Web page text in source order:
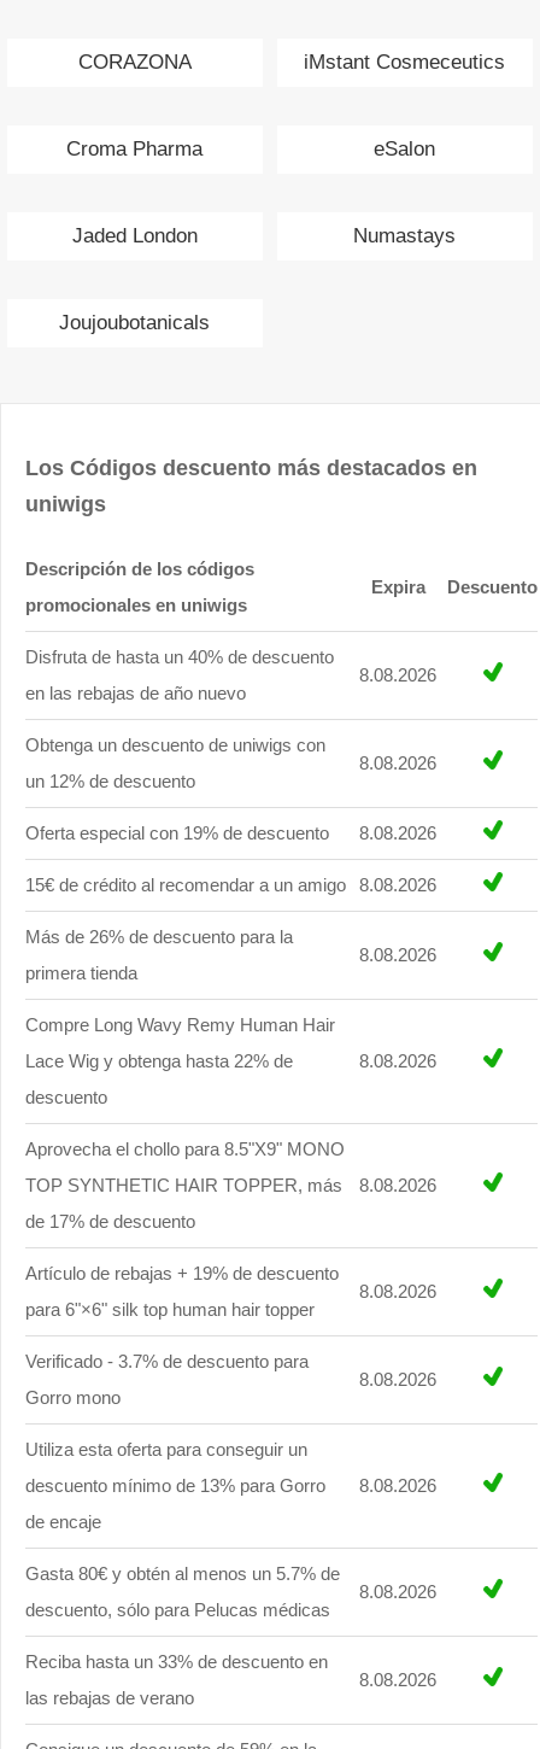
CORAZONA iMstant Cosmeceutics
Croma Pharma eSalon
Jaded London Numastays
Joujoubotanicals
Los Códigos descuento más destacados en
uniwigs
Descripción de los códigos
promocionales en uniwigs
Expira Descuento
Disfruta de hasta un 40% de descuento
en las rebajas de año nuevo
8.08.2026
Obtenga un descuento de uniwigs con
un 12% de descuento
8.08.2026
Oferta especial con 19% de descuento 8.08.2026
15€ de crédito al recomendar a un amigo 8.08.2026
Más de 26% de descuento para la
primera tienda
8.08.2026
Compre Long Wavy Remy Human Hair
Lace Wig y obtenga hasta 22% de
descuento
8.08.2026
Aprovecha el chollo para 8.5"X9" MONO
TOP SYNTHETIC HAIR TOPPER, más
de 17% de descuento
8.08.2026
Artículo de rebajas + 19% de descuento
para 6"×6" silk top human hair topper
8.08.2026
Verificado - 3.7% de descuento para
Gorro mono
8.08.2026
Utiliza esta oferta para conseguir un
descuento mínimo de 13% para Gorro
de encaje
8.08.2026
Gasta 80€ y obtén al menos un 5.7% de
descuento, sólo para Pelucas médicas
8.08.2026
Reciba hasta un 33% de descuento en
las rebajas de verano
8.08.2026